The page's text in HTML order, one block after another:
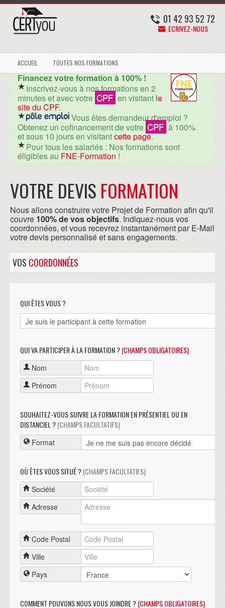
01 42 93 52 72
ECRIVEZ-NOUS
ACCUEIL TOUTES NOS FORMATIONS
Financez votre formation à 100% !
Inscrivez-vous à nos formations en 2
minutes et avec votre CPF en visitant le
site du CPF.
Vous êtes demandeur d'emploi ?
Obtenez un cofinancement de votre CPF à 100%
et sous 10 jours en visitantcette page.
Pour tous les salariés : Nos formations sont
éligibles au FNE-Formation !
VOTRE DEVIS FORMATION
Nous allons construire votre Projet de Formation afin qu'il
couvre 100% de vos objectifs. Indiquez-nous vos
coordonnées, et vous recevrez instantanément par E-Mail
votre devis personnalisé et sans engagements.
VOS COORDONNÉES
QUI ÊTES VOUS ?
QUI VA PARTICIPER À LA FORMATION ?(CHAMPS OBLIGATOIRES)
Nom
Prénom
SOUHAITEZ-VOUS SUIVRE LA FORMATION EN PRÉSENTIEL OU EN
DISTANCIEL ?(CHAMPS FACULTATIFS)
Format
OÙ ÊTES VOUS SITUÉ ?(CHAMPS FACULTATIFS)
Société
Adresse
Code Postal
Ville
Pays
COMMENT POUVONS NOUS VOUS JOINDRE ?(CHAMPS OBLIGATOIRES)